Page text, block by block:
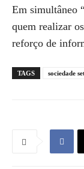
Em simultâneo
quem realizar
reforço de
TAGS sociedade